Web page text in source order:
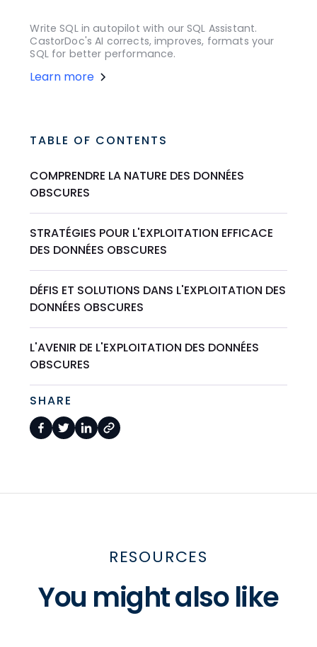
Write SQL in autopilot with our SQL Assistant.
CastorDoc's AI corrects, improves, formats your
SQL for better performance.
Learn more
TABLE OF CONTENTS
COMPRENDRE LA NATURE DES DONNÉES
OBSCURES
STRATÉGIES POUR L'EXPLOITATION EFFICACE
DES DONNÉES OBSCURES
DÉFIS ET SOLUTIONS DANS L'EXPLOITATION DES
DONNÉES OBSCURES
L'AVENIR DE L'EXPLOITATION DES DONNÉES
OBSCURES
SHARE
RESOURCES
You might also like